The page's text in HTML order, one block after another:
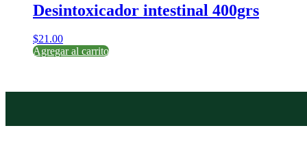
Desintoxicador intestinal 400grs
$21.00
Agregar al carrito